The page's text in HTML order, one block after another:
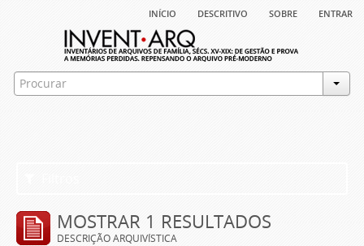
início descritivo sobre entrar
MOSTRAR 1 RESULTADOS
DESCRIÇÃO ARQUIVÍSTICA